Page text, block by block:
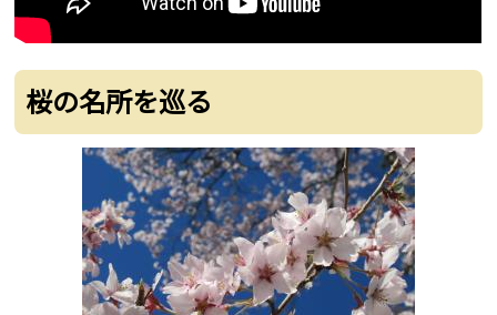
桜の名所を巡る